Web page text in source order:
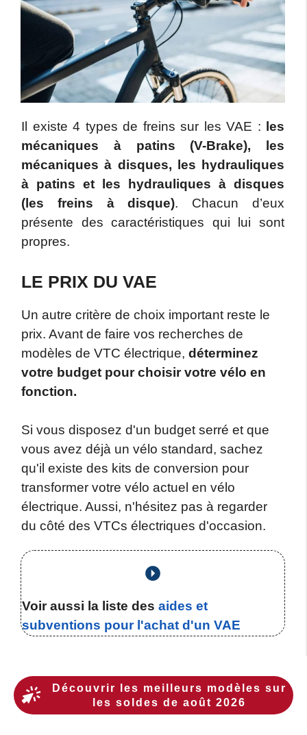
Il existe 4 types de freins sur les VAE :
les
mécaniques à patins (V-Brake), les
mécaniques à disques, les hydrauliques
à patins et les hydrauliques à disques
(les freins à disque). Chacun d’eux
présente des caractéristiques qui lui sont
propres.
LE PRIX DU VAE
Un autre critère de choix important reste le
prix. Avant de faire vos recherches de
modèles de VTC électrique, déterminez
votre budget pour choisir votre vélo en
fonction.
Si vous disposez d'un budget serré et que
vous avez déjà un vélo standard, sachez
qu'il existe des kits de conversion pour
transformer votre vélo actuel en vélo
électrique. Aussi, n'hésitez pas à regarder
du côté des VTCs électriques d'occasion.
Voir aussi la liste des aides et
subventions pour l'achat d'un VAE
de plusieurs facteurs déterminants pour une
utilisation domicile travail par exemple ou
Découvrir les meilleurs modèles sur
les soldes de août 2026